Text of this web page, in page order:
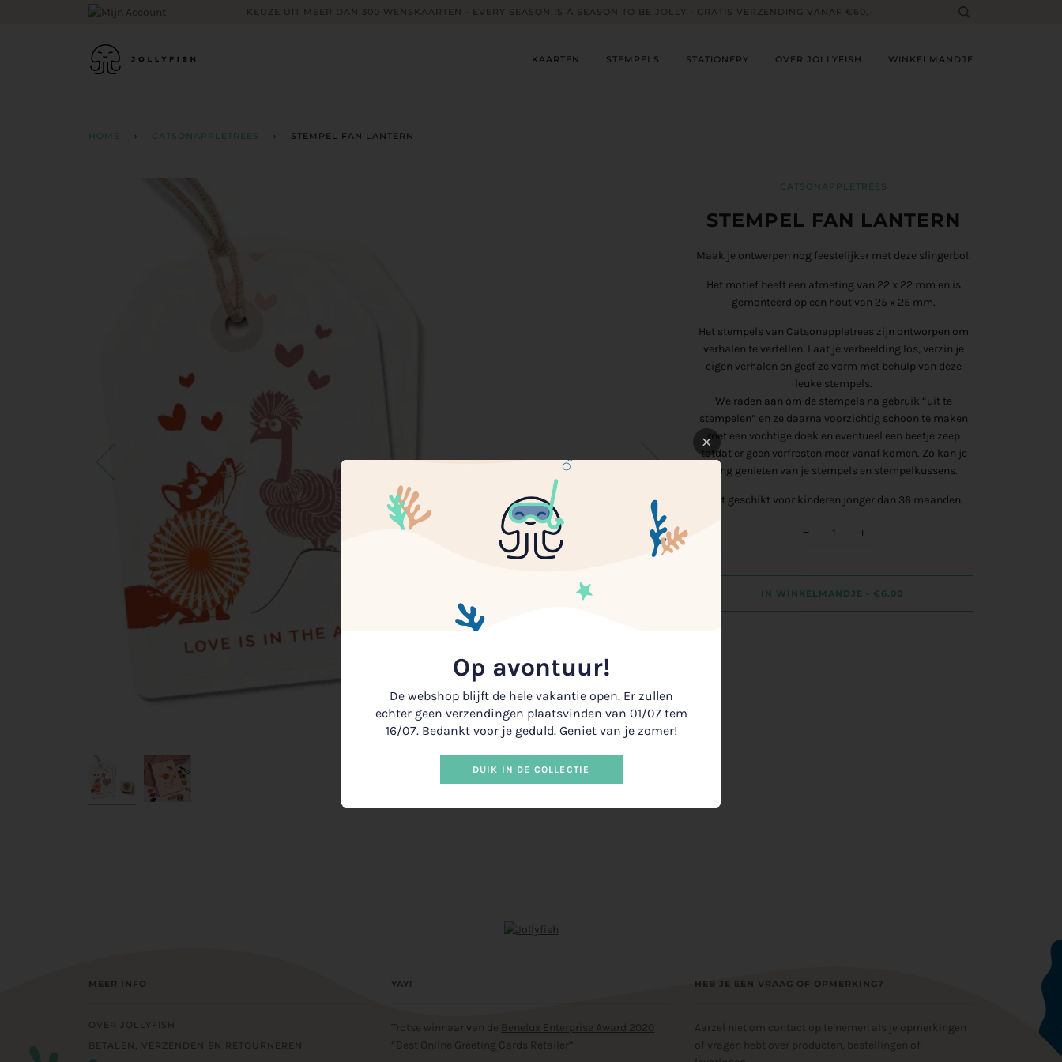
KEUZE UIT MEER DAN 300 WENSKAARTEN - EVERY SEASON IS A SEASON TO BE JOLLY - GRATIS VERZENDING VANAF €60,-
KAARTEN STEMPELS STATIONERY OVER JOLLYFISH WINKELMANDJE
HOME › CATSONAPPLETREES › STEMPEL FAN LANTERN
CATSONAPPLETREES
STEMPEL FAN LANTERN
Maak je ontwerpen nog feestelijker met deze slingerbol.
Het motief heeft een afmeting van 22 x 22 mm en is
gemonteerd op een hout van 25 x 25 mm.
Het stempels van Catsonappletrees zijn ontworpen om
verhalen te vertellen. Laat je verbeelding los, verzin je
eigen verhalen en geef ze vorm met behulp van deze
leuke stempels.
We raden aan om de stempels na gebruik “uit te
stempelen” en ze daarna voorzichtig schoon te maken
met een vochtige doek en eventueel een beetje zeep
totdat er geen verfresten meer vanaf komen. Zo kan je
lang genieten van je stempels en stempelkussens.
Niet geschikt voor kinderen jonger dan 36 maanden.
− +
IN WINKELMANDJE • €6.00
MEER INFO
OVER JOLLYFISH
BETALEN, VERZENDEN EN RETOURNEREN
YAY!
Trotse winnaar van de Benelux Enterprise Award 2020
“Best Online Greeting Cards Retailer”
HEB JE EEN VRAAG OF OPMERKING?
Aarzel niet om contact op te nemen als je opmerkingen
of vragen hebt over producten, bestellingen of
Op avontuur!
De webshop blijft de hele vakantie open. Er zullen
echter geen verzendingen plaatsvinden van 01/07 tem
16/07. Bedankt voor je geduld. Geniet van je zomer!
DUIK IN DE COLLECTIE